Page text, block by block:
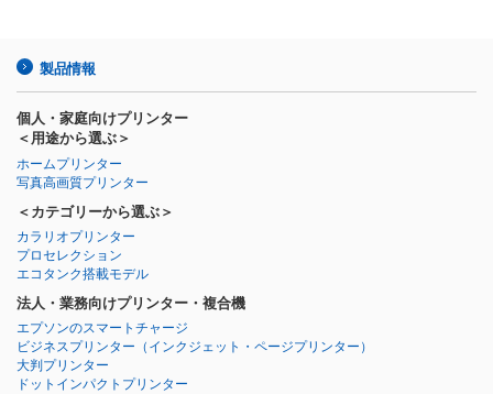
製品情報
個人・家庭向けプリンター
＜用途から選ぶ＞
ホームプリンター
写真高画質プリンター
＜カテゴリーから選ぶ＞
カラリオプリンター
プロセレクション
エコタンク搭載モデル
法人・業務向けプリンター・複合機
エプソンのスマートチャージ
ビジネスプリンター （インクジェット・ページプリンター）
大判プリンター
ドットインパクトプリンター